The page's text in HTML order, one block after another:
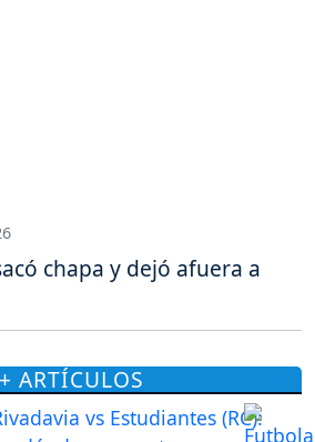
chapa y dejó afuera a
+ ARTÍCULOS